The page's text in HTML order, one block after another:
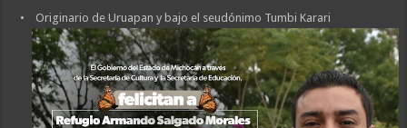
• Originario de Uruapan y bajo el seudónimo Tumbi Karari